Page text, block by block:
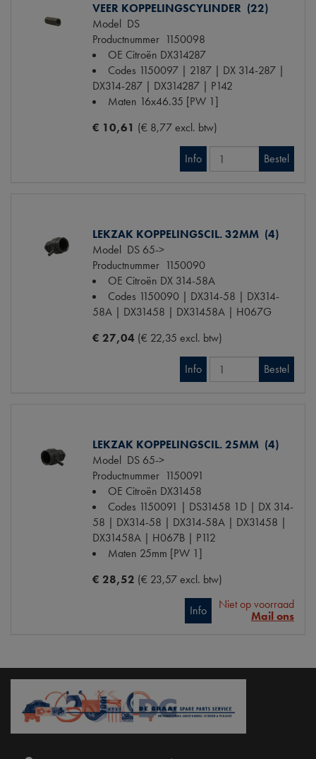
VEER KOPPELINGSCYLINDER (22)
Model DS
Productnummer 1150098
OE Citroën DX314287
Codes 1150097 | 2187 | DX 314-287 |
DX314-287 | DX314287 | P142
Maten 16x46.35 [PW 1]
€ 10,61 (€ 8,77 excl. btw)
Info Bestel
LEKZAK KOPPELINGSCIL. 32MM (4)
Model DS 65->
Productnummer 1150090
OE Citroën DX 314-58A
Codes 1150090 | DX314-58 | DX314-
58A | DX31458 | DX31458A | H067G
€ 27,04 (€ 22,35 excl. btw)
Info Bestel
LEKZAK KOPPELINGSCIL. 25MM (4)
Model DS 65->
Productnummer 1150091
OE Citroën DX31458
Codes 1150091 | DS31458 1D | DX 314-
58 | DX314-58 | DX314-58A | DX31458 |
DX31458A | H067B | P112
Maten 25mm [PW 1]
€ 28,52 (€ 23,57 excl. btw)
Info
Niet op voorraad
Mail ons